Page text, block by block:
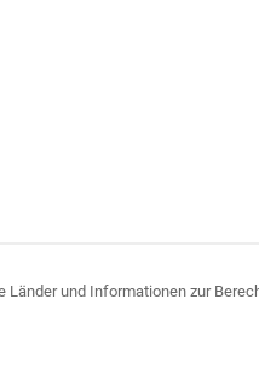
und Informationen zur